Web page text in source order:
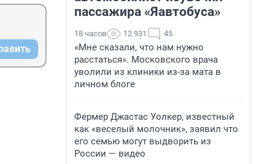
пассажира «Яавтобуса»
18 часов 12 931 45
«Мне сказали, что нам нужно
расстаться». Московского врача
уволили из клиники из-за мата в
личном блоге
Фермер Джастас Уолкер, известный
как «веселый молочник», заявил что
его семью могут выдворить из
России — видео